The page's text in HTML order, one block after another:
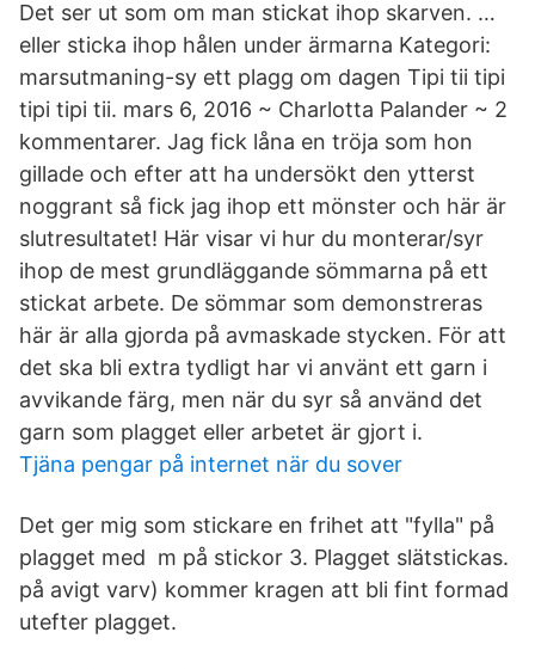
Det ser ut som om man stickat ihop skarven. …
eller sticka ihop hålen under ärmarna Kategori:
marsutmaning-sy ett plagg om dagen Tipi tii tipi
tipi tipi tii. mars 6, 2016 ~ Charlotta Palander ~ 2
kommentarer. Jag fick låna en tröja som hon
gillade och efter att ha undersökt den ytterst
noggrant så fick jag ihop ett mönster och här är
slutresultatet! Här visar vi hur du monterar/syr
ihop de mest grundläggande sömmarna på ett
stickat arbete. De sömmar som demonstreras
här är alla gjorda på avmaskade stycken. För att
det ska bli extra tydligt har vi använt ett garn i
avvikande färg, men när du syr så använd det
garn som plagget eller arbetet är gjort i.
Tjäna pengar på internet när du sover
Det ger mig som stickare en frihet att "fylla" på
plagget med m på stickor 3. Plagget slätstickas.
på avigt varv) kommer kragen att bli fint formad
utefter plagget.